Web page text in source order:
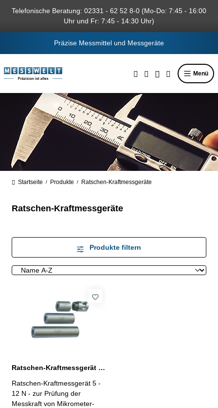
springen
Telefonische Beratung: 02331 - 62 52 8-0 (Mo-Do: 7:45 - 16:00
Uhr und Fr: 7:45 - 14:30 Uhr)
Präzise Messmittel und Messgeräte
Menü
Startseite / Produkte / Ratschen-Kraftmessgeräte
Ratschen-Kraftmessgeräte
Produkte filtern
Ratschen-Kraftmessgerät 5 - 12 N Messbereich
Ratschen-Kraftmessgerät 5 -
12 N - zur Prüfung der
Messkraft von Mikrometer-